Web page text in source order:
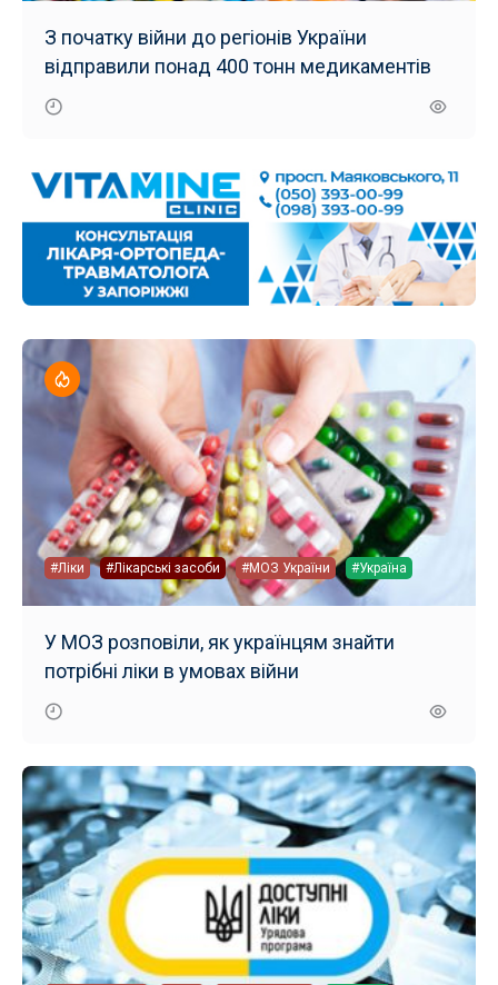
З початку війни до регіонів України
відправили понад 400 тонн медикаментів
#Ліки #Лікарські засоби #МОЗ України #Україна
У МОЗ розповіли, як українцям знайти
потрібні ліки в умовах війни